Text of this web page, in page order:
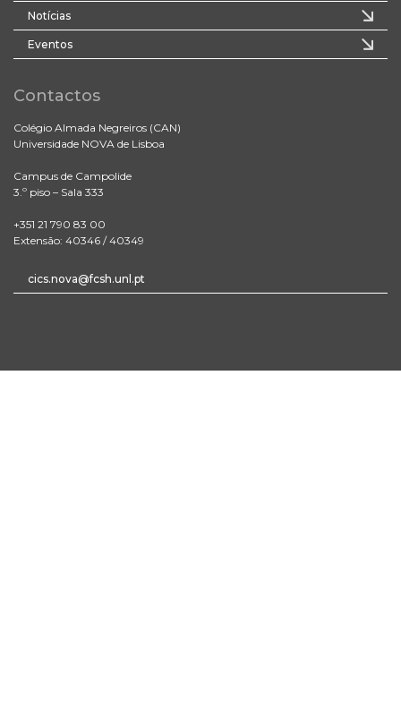
Notícias
Eventos
Contactos
Colégio Almada Negreiros (CAN)
Universidade NOVA de Lisboa
Campus de Campolide
3.º piso – Sala 333
+351 21 790 83 00
Extensão: 40346 / 40349
cics.nova@fcsh.unl.pt